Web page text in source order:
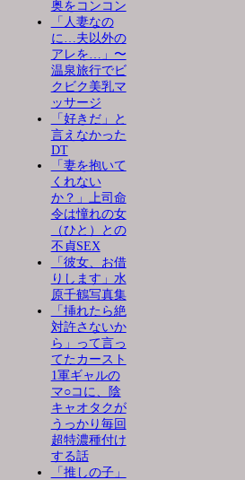
奥をコンコン
「人妻なの
に…夫以外の
アレを…」〜
温泉旅行でビ
クビク美乳マ
ッサージ
「好きだ」と
言えなかった
DT
「妻を抱いて
くれない
か？」上司命
令は憧れの女
（ひと）との
不貞SEX
「彼女、お借
りします」水
原千鶴写真集
「挿れたら絶
対許さないか
ら」って言っ
てたカースト
1軍ギャルの
マ○コに、陰
キャオタクが
うっかり毎回
超特濃種付け
する話
「推しの子」